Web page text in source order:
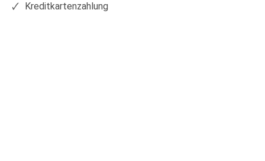
Kreditkartenzahlung